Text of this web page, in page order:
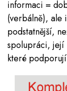
informaci =
(verbálně), ale
podstatnější,
spolupráci, její
které